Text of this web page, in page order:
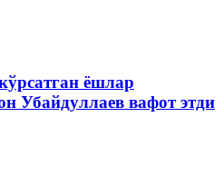
ёшлар
Убайдуллаев вафот этди